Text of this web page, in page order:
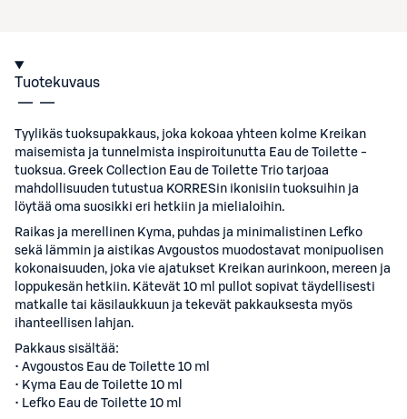
Tuotekuvaus
Tyylikäs tuoksupakkaus, joka kokoaa yhteen kolme Kreikan
maisemista ja tunnelmista inspiroitunutta Eau de Toilette -
tuoksua. Greek Collection Eau de Toilette Trio tarjoaa
mahdollisuuden tutustua KORRESin ikonisiin tuoksuihin ja
löytää oma suosikki eri hetkiin ja mielialoihin.
Raikas ja merellinen Kyma, puhdas ja minimalistinen Lefko
sekä lämmin ja aistikas Avgoustos muodostavat monipuolisen
kokonaisuuden, joka vie ajatukset Kreikan aurinkoon, mereen ja
loppukesän hetkiin. Kätevät 10 ml pullot sopivat täydellisesti
matkalle tai käsilaukkuun ja tekevät pakkauksesta myös
ihanteellisen lahjan.
Pakkaus sisältää:
• Avgoustos Eau de Toilette 10 ml
• Kyma Eau de Toilette 10 ml
• Lefko Eau de Toilette 10 ml